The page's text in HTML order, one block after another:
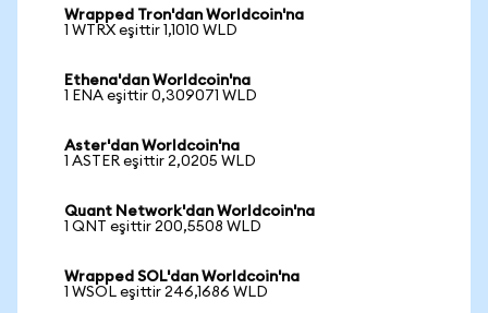
Wrapped Tron'dan Worldcoin'na
1 WTRX eşittir 1,1010 WLD
Ethena'dan Worldcoin'na
1 ENA eşittir 0,309071 WLD
Aster'dan Worldcoin'na
1 ASTER eşittir 2,0205 WLD
Quant Network'dan Worldcoin'na
1 QNT eşittir 200,5508 WLD
Wrapped SOL'dan Worldcoin'na
1 WSOL eşittir 246,1686 WLD